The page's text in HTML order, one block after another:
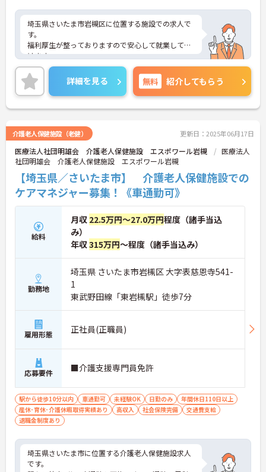
埼玉県さいたま市岩槻区に位置する施設での求人で
す。
福利厚生が整っておりますので安心して就業して頂
けます。
日勤勤務で、残業がほぼないのでプライベートとの
予定が立てやすいです。
ご興味のある方はお気軽にお問い合わせ下さい。
詳細を見る 無料 紹介してもらう
介護老人保健施設（老健） 更新日：2025年06月17日
医療法人社団明雄会 介護老人保健施設 エスポワール岩槻
医療法人
社団明雄会 介護老人保健施設 エスポワール岩槻
【埼玉県／さいたま市】 介護老人保健施設での
ケアマネジャー募集！《車通勤可》
給料
月収 22.5万円～27.0万円程度（諸手当込
み）
年収315万円～程度（諸手当込み）
勤務地
埼玉県 さいたま市岩槻区 大字表慈恩寺541-
1
東武野田線「東岩槻駅」徒歩7分
雇用形態 正社員(正職員)
応募要件 ■介護支援専門員免許
駅から徒歩10分以内 車通勤可 未経験OK 日勤のみ
年間休日110日以上
産休･育休･介護休暇取得実績あり
高収入 社会保険完備
交通費支給
退職金制度あり
埼玉県さいたま市に位置する介護老人保健施設求人
です。